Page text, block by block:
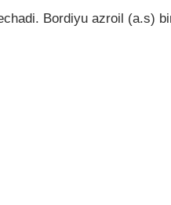
Bordiyu azroil (a.s)